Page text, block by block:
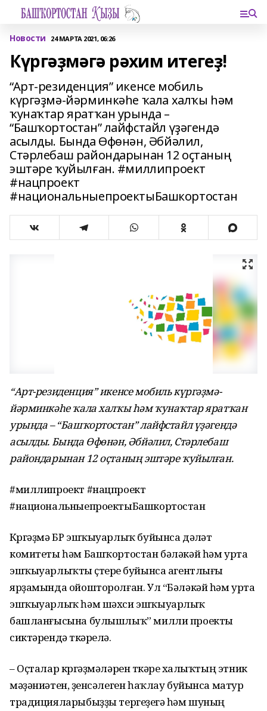
Новости 24 МАРТА 2021, 06:26
Күргәҙмәгә рәхим итегеҙ!
“Арт-резиденция” икенсе мобиль
күргәҙмә-йәрминкәһе ҡала халҡы һәм
ҡунаҡтар яратҡан урында –
“Башҡортостан” лайфстайл үҙәгендә
асылды. Бында Өфөнән, Әбйәлил,
Стәрлебаш райондарынан 12 оҫтаның
эштәре ҡуйылған. #миллипроект
#нацпроект
#национальныепроектыБашкортостан
“Арт-резиденция” икенсе мобиль күргәҙмә-
йәрминкәһе ҡала халҡы һәм ҡунаҡтар яратҡан
урында – “Башҡортостан” лайфстайл үҙәгендә
асылды. Бында Өфөнән, Әбйәлил, Стәрлебаш
райондарынан 12 оҫтаның эштәре ҡуйылған.
#миллипроект #нацпроект
#национальныепроектыБашкортостан
Күргәҙмә БР эшҡыуарлыҡ буйынса дәүләт
комитеты һәм Башҡортостан бәләкәй һәм урта
эшҡыуарлыҡты үҫтереү буйынса агентлығы
ярҙамында ойошторолған. Ул “Бәләкәй һәм урта
эшҡыуарлыҡ һәм шәхси эшҡыуарлыҡ
башланғысына булышлыҡ” милли проекты
сиктәрендә үткәрелә.
– Оҫталар күргәҙмәләрен үткәреү халыҡтың этник
мәҙәниәтен, үҙенсәлеген һаҡлау буйынса матур
традицияларыбыҙҙы тергеҙеүгә һәм шуның